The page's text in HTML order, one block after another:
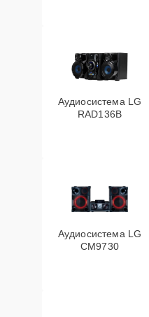
Аудиосистема LG
RAD136B
Аудиосистема LG
CM9730